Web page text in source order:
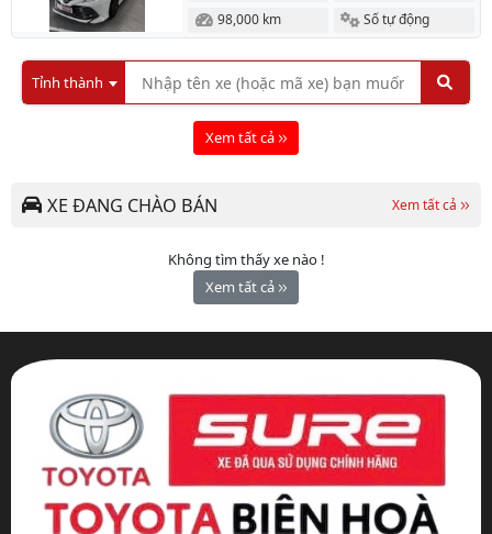
98,000 km
Số tự động
Tỉnh thành
Xem tất cả
XE ĐANG CHÀO BÁN Xem tất cả
Không tìm thấy xe nào !
Xem tất cả